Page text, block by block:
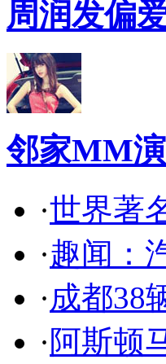
周润发偏
邻家MM
·世界著
·趣闻：
·成都38
·阿斯顿